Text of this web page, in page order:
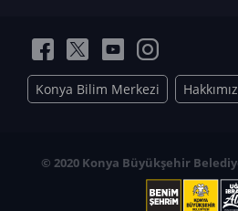
Konya Bilim Merkezi
© 2020 Konya Büyükşehir